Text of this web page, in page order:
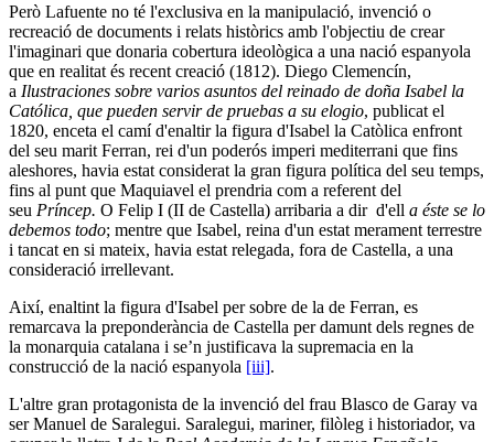
Però Lafuente no té l'exclusiva en la manipulació, invenció o
recreació de documents i relats històrics amb l'objectiu de crear
l'imaginari que donaria cobertura ideològica a una nació espanyola
que en realitat és recent creació (1812). Diego Clemencín,
a Ilustraciones sobre varios asuntos del reinado de doña Isabel la
Católica, que pueden servir de pruebas a su elogio, publicat el
1820, enceta el camí d'enaltir la figura d'Isabel la Catòlica enfront
del seu marit Ferran, rei d'un poderós imperi mediterrani que fins
aleshores, havia estat considerat la gran figura política del seu temps,
fins al punt que Maquiavel el prendria com a referent del
seu Príncep. O Felip I (II de Castella) arribaria a dir d'ell a éste se lo
debemos todo; mentre que Isabel, reina d'un estat merament terrestre
i tancat en si mateix, havia estat relegada, fora de Castella, a una
consideració irrellevant.
Així, enaltint la figura d'Isabel per sobre de la de Ferran, es
remarcava la preponderància de Castella per damunt dels regnes de
la monarquia catalana i se’n justificava la supremacia en la
construcció de la nació espanyola [iii].
L'altre gran protagonista de la invenció del frau Blasco de Garay va
ser Manuel de Saralegui. Saralegui, mariner, filòleg i historiador, va